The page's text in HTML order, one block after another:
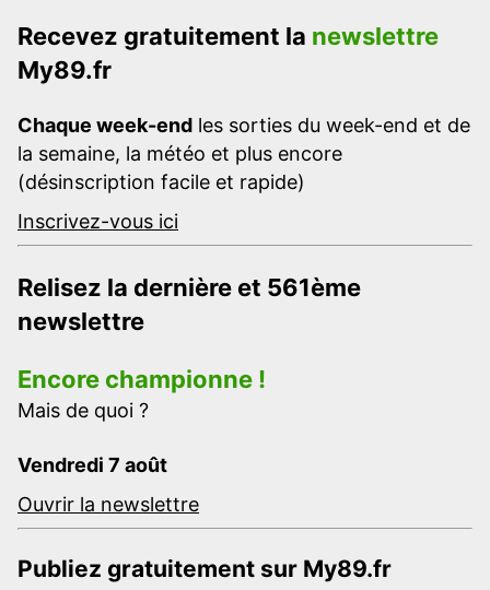
Recevez gratuitement la newslettre
My89.fr
Chaque week-end les sorties du week-end et de
la semaine, la météo et plus encore
(désinscription facile et rapide)
Inscrivez-vous ici
Relisez la dernière et 561ème
newslettre
Encore championne !
Mais de quoi ?
Vendredi 7 août
Ouvrir la newslettre
Publiez gratuitement sur My89.fr